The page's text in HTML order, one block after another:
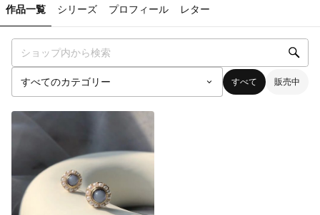
作品一覧 シリーズ プロフィール レター
すべて 販売中